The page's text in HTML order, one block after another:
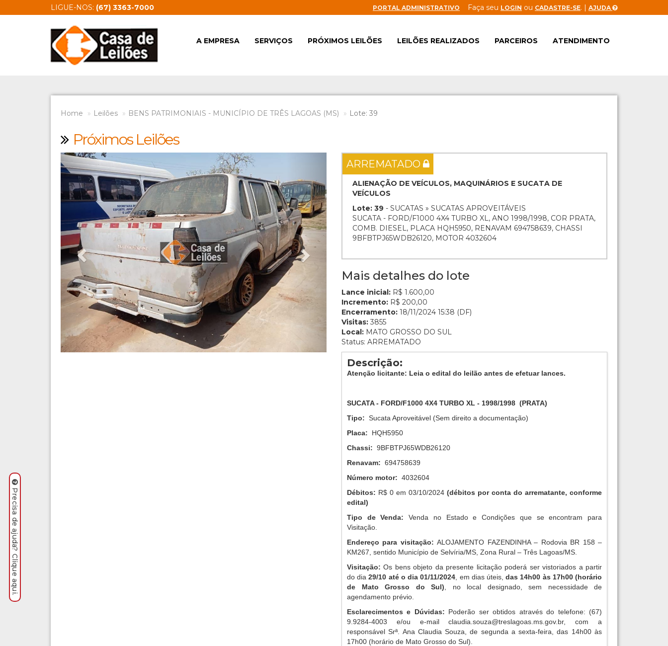
LIGUE-NOS: (67) 3363-7000 PORTAL ADMINISTRATIVO Faça seu LOGIN ou CADASTRE-SE. | AJUDA
A EMPRESA SERVIÇOS PRÓXIMOS LEILÕES LEILÕES REALIZADOS PARCEIROS ATENDIMENTO
Home Leilões BENS PATRIMONIAIS - MUNICÍPIO DE TRÊS LAGOAS (MS) Lote: 39
Próximos Leilões
Previous ARREMATADO
ALIENAÇÃO DE VEÍCULOS, MAQUINÁRIOS E SUCATA DE
VEÍCULOS
Lote: 39 - SUCATAS » SUCATAS APROVEITÁVEIS
SUCATA - FORD/F1000 4X4 TURBO XL, ANO 1998/1998, COR PRATA,
COMB. DIESEL, PLACA HQH5950, RENAVAM 694758639, CHASSI
9BFBTPJ65WDB26120, MOTOR 4032604
Mais detalhes do lote
Lance inicial: R$ 1.600,00
Incremento: R$ 200,00
Encerramento: 18/11/2024 15:38 (DF)
Visitas: 3855
Local: MATO GROSSO DO SUL
Status: ARREMATADO
Descrição:
Atenção licitante: Leia o edital do leilão antes de efetuar lances.
SUCATA - FORD/F1000 4X4 TURBO XL - 1998/1998 (PRATA)
Tipo: Sucata Aproveitável (Sem direito a documentação)
Placa: HQH5950
Chassi: 9BFBTPJ65WDB26120
Renavam: 694758639
Número motor: 4032604
Débitos: R$ 0 em 03/10/2024 (débitos por conta do arrematante, conforme
edital)
Tipo de Venda:Venda no Estado e Condições que se encontram para
Visitação.
Endereço para visitação:ALOJAMENTO FAZENDINHA – Rodovia BR 158 –
KM267, sentido Município de Selvíria/MS, Zona Rural – Três Lagoas/MS.
Visitação:Os bens objeto da presente licitação poderá ser vistoriados a partir
do dia29/10 até o dia 01/11/2024 , em dias úteis,das 14h00 às 17h00 (horário
de Mato Grosso do Sul) , no local designado, sem necessidade de
agendamento prévio.
Esclarecimentos e Dúvidas: Poderão ser obtidos através do telefone: (67)
9.9284-4003 e/ou e-mailclaudia.souza@treslagoas.ms.gov.br, com a
responsável Srª. Ana Claudia Souza, de segunda a sexta-feira, das 14h00 às
17h00 (horário de Mato Grosso do Sul).
Precisa de ajuda? Clique aqui.